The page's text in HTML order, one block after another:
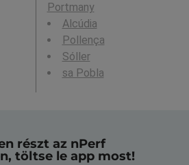
Portmany
Alcúdia
Pollença
Sóller
sa Pobla
részt az nPerf
töltse le app most!